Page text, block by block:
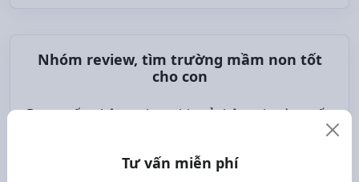
Nhóm review, tìm trường mầm non tốt
cho con
Bạn muốn nhận review, chia sẻ thông tin và tư vấn
Trường Mầm non Việt
Úc Montessori - Chung cư VOV ?
viên đã tham gia và sẵn sàng hỗ trợ bạn.
Tư vấn miễn phí